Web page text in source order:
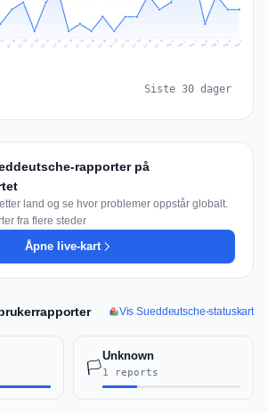
Jul 18 Jul 19 Jul 20 Jul 21 Jul 22 Jul 23 Jul 24 Jul 25 Jul 26 Jul 27 Jul 28 Jul 29 Jul 30 Jul 31 Aug 1 Aug 2 Aug 3 Aug 4 Aug 5 Aug 6 Aug 7
Siste 30 dager
rapporter på
land og se hvor problemer oppstår globalt.
fra flere steder
Åpne live-kart
Vis Sueddeutsche-statuskart
🏳️
Unknown
1 reports